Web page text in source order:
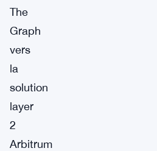
The
Graph
vers
la
solution
layer
2
Arbitrum